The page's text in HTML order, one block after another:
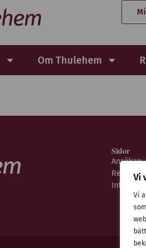
Vi
Vi
Om Thulehem
Sidor
Ansökan